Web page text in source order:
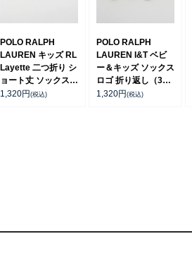
POLO RALPH
LAUREN キッズ RL
Layette 二つ折り シ
ョート丈 ソックス
04885465
1,320円(税込)
POLO RALPH
LAUREN I&T ベビ
ー＆キッズ ソックス
ロゴ 折り返し（3つ
折り） ショート丈
1,320円(税込)